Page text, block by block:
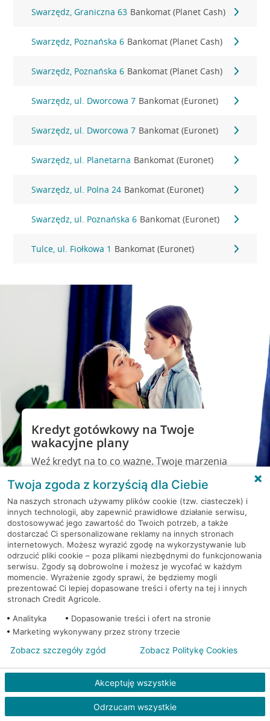
Swarzędz, Graniczna 63 Bankomat (Planet Cash)
Swarzędz, Poznańska 6 Bankomat (Planet Cash)
Swarzędz, Poznańska 6 Bankomat (Planet Cash)
Swarzędz, ul. Dworcowa 7 Bankomat (Euronet)
Swarzędz, ul. Dworcowa 7 Bankomat (Euronet)
Swarzędz, ul. Planetarna Bankomat (Euronet)
Swarzędz, ul. Polna 24 Bankomat (Euronet)
Swarzędz, ul. Poznańska 6 Bankomat (Euronet)
Tulce, ul. Fiołkowa 1 Bankomat (Euronet)
Kredyt gotówkowy na Twoje
wakacyjne plany
Weź kredyt na to co ważne. Twoje marzenia
RRSO: 9,6%
WEŹ KREDYT NOTA PRAWNA
PYTANIA I ODPOWIEDZI
Gdzie jest najbliższy oddział banku?
Twoja zgoda z korzyścią dla Ciebie
Na naszych stronach używamy plików cookie (tzw. ciasteczek) i
innych technologii, aby zapewnić prawidłowe działanie serwisu,
dostosowywać jego zawartość do Twoich potrzeb, a także
dostarczać Ci spersonalizowane reklamy na innych stronach
internetowych. Możesz wyrazić zgodę na wykorzystywanie lub
odrzucić pliki cookie – poza plikami niezbędnymi do funkcjonowania
serwisu. Zgody są dobrowolne i możesz je wycofać w każdym
momencie. Wyrażenie zgody sprawi, że będziemy mogli
prezentować Ci lepiej dopasowane treści i oferty na tej i innych
stronach Credit Agricole.
Analityka
Dopasowanie treści i ofert na stronie
Marketing wykonywany przez strony trzecie
Akceptuję wszystkie
Odrzucam wszystkie
Zobacz szczegóły zgód Zobacz Politykę Cookies